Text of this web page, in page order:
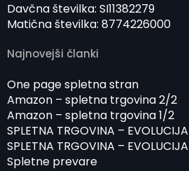
Davčna številka: SI11382279
Matična številka: 8774226000
Najnovejši članki
One page spletna stran
Amazon – spletna trgovina 2/2
Amazon – spletna trgovina 1/2
SPLETNA TRGOVINA –
SPLETNA TRGOVINA –
Spletne prevare